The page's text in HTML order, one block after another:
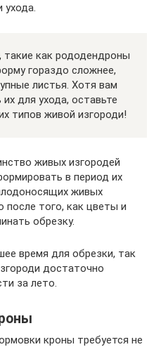
как рододендроны
гораздо сложнее,
листья. Хотя вам
для ухода, оставьте
типов живой изгороди!
живых изгородей
в период их
живых
после того, как цветы и
обрезку.
время для обрезки, так
достаточно
за лето.
кроны требуется не